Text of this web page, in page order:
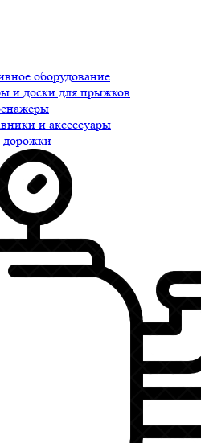
оборудование
и доски для прыжков
и аксессуары
дорожки